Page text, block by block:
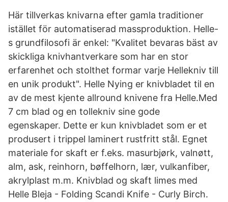
Här tillverkas knivarna efter gamla traditioner
istället för automatiserad massproduktion. Helle-
s grundfilosofi är enkel: "Kvalitet bevaras bäst av
skickliga knivhantverkare som har en stor
erfarenhet och stolthet formar varje Hellekniv till
en unik produkt". Helle Nying er knivbladet til en
av de mest kjente allround knivene fra Helle.Med
7 cm blad og en tollekniv sine gode
egenskaper. Dette er kun knivbladet som er et
produsert i trippel laminert rustfritt stål. Egnet
materiale for skaft er f.eks. masurbjørk, valnøtt,
alm, ask, reinhorn, bøffelhorn, lær, vulkanfiber,
akrylplast m.m. Knivblad og skaft limes med
Helle Bleja - Folding Scandi Knife - Curly Birch.